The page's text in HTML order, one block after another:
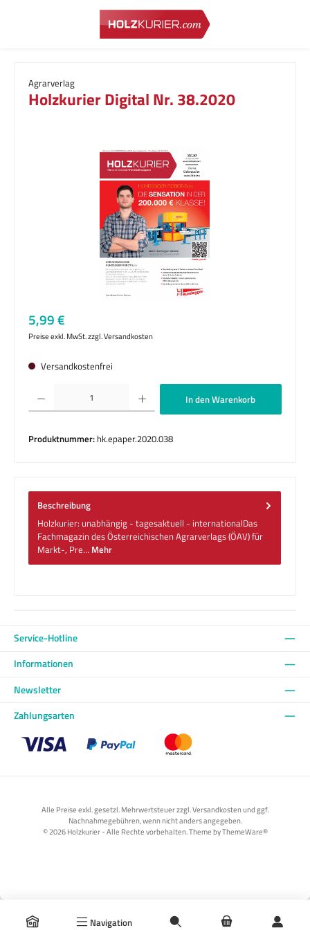
Zum Hauptinhalt springen
Navigation
Agrarverlag
Holzkurier Digital Nr. 38.2020
Bildergalerie überspringen
Regulärer Preis:
5,99 €
Preise exkl. MwSt. zzgl. Versandkosten
Versandkostenfrei
Produkt Anzahl: Gib den gewünschten Wert ein oder benutze die Schaltflächen um
In den Warenkorb
Produktnummer: hk.epaper.2020.038
Beschreibung
Holzkurier: unabhängig - tagesaktuell - internationalDas
Fachmagazin des Österreichischen Agrarverlags (ÖAV) für
Markt-, Pre… Mehr
Service-Hotline
Informationen
Newsletter
Zahlungsarten
Alle Preise exkl. gesetzl. Mehrwertsteuer zzgl. Versandkosten und ggf.
Nachnahmegebühren, wenn nicht anders angegeben.
© 2026 Holzkurier - Alle Rechte vorbehalten. Theme byThemeWare®